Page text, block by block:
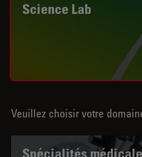
Science Lab
Veuillez choisir votre
Spécialités